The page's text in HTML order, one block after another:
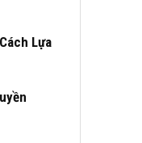
Lựa